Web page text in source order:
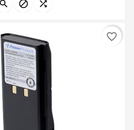
reciclaje y selladas...
  
favorite_border